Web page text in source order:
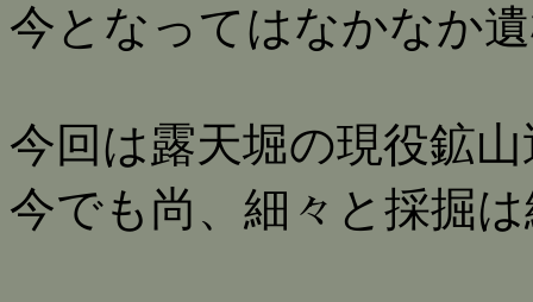
今となってはなかなか
今回は露天堀の現役鉱
今でも尚、細々と採掘